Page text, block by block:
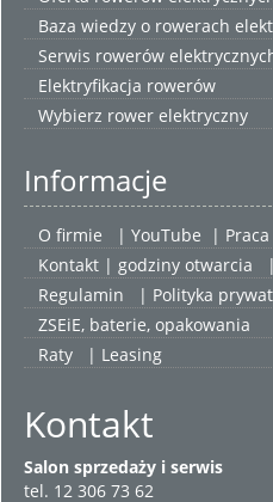
Baza wiedzy o rowerach
Serwis rowerów
Elektryfikacja rowerów
Wybierz rower elektryczny
Informacje
O firmie | YouTube | Praca
Kontakt | godziny otwarcia
Regulamin
| Polityka
ZSEiE, baterie, opakowania
Raty
| Leasing
Kontakt
Salon sprzedaży i serwis
tel. 12 306 73 62